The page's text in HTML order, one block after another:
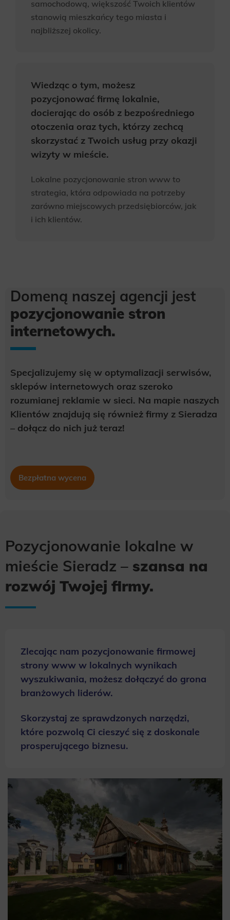
komunikacji marketingowej może być przeze mnie
wycofana w dowolnym czasie, poprzez kontakt z
Działem Obsługi Klienta tel. 22 457 30 95 lub email
samochodową, większość Twoich klientów
stanowią mieszkańcy tego miasta i
najbliższej okolicy.
Wiedząc o tym, możesz
pozycjonować firmę lokalnie,
docierając do osób z bezpośredniego
otoczenia oraz tych, którzy zechcą
skorzystać z Twoich usług przy okazji
wizyty w mieście.
Lokalne pozycjonowanie stron www to
strategia, która odpowiada na potrzeby
zarówno miejscowych przedsiębiorców, jak
i ich klientów.
Domeną naszej agencji jest
pozycjonowanie stron
internetowych.
Specjalizujemy się w optymalizacji serwisów,
sklepów internetowych oraz szeroko
rozumianej reklamie w sieci. Na mapie naszych
Klientów znajdują się również firmy z Sieradza
– dołącz do nich już teraz!
Bezpłatna wycena
Pozycjonowanie lokalne w
mieście Sieradz – szansa na
rozwój Twojej firmy.
Zlecając nam pozycjonowanie firmowej
strony www w lokalnych wynikach
wyszukiwania, możesz dołączyć do grona
branżowych liderów.
Skorzystaj ze sprawdzonych narzędzi,
które pozwolą Ci cieszyć się z doskonale
prosperującego biznesu.